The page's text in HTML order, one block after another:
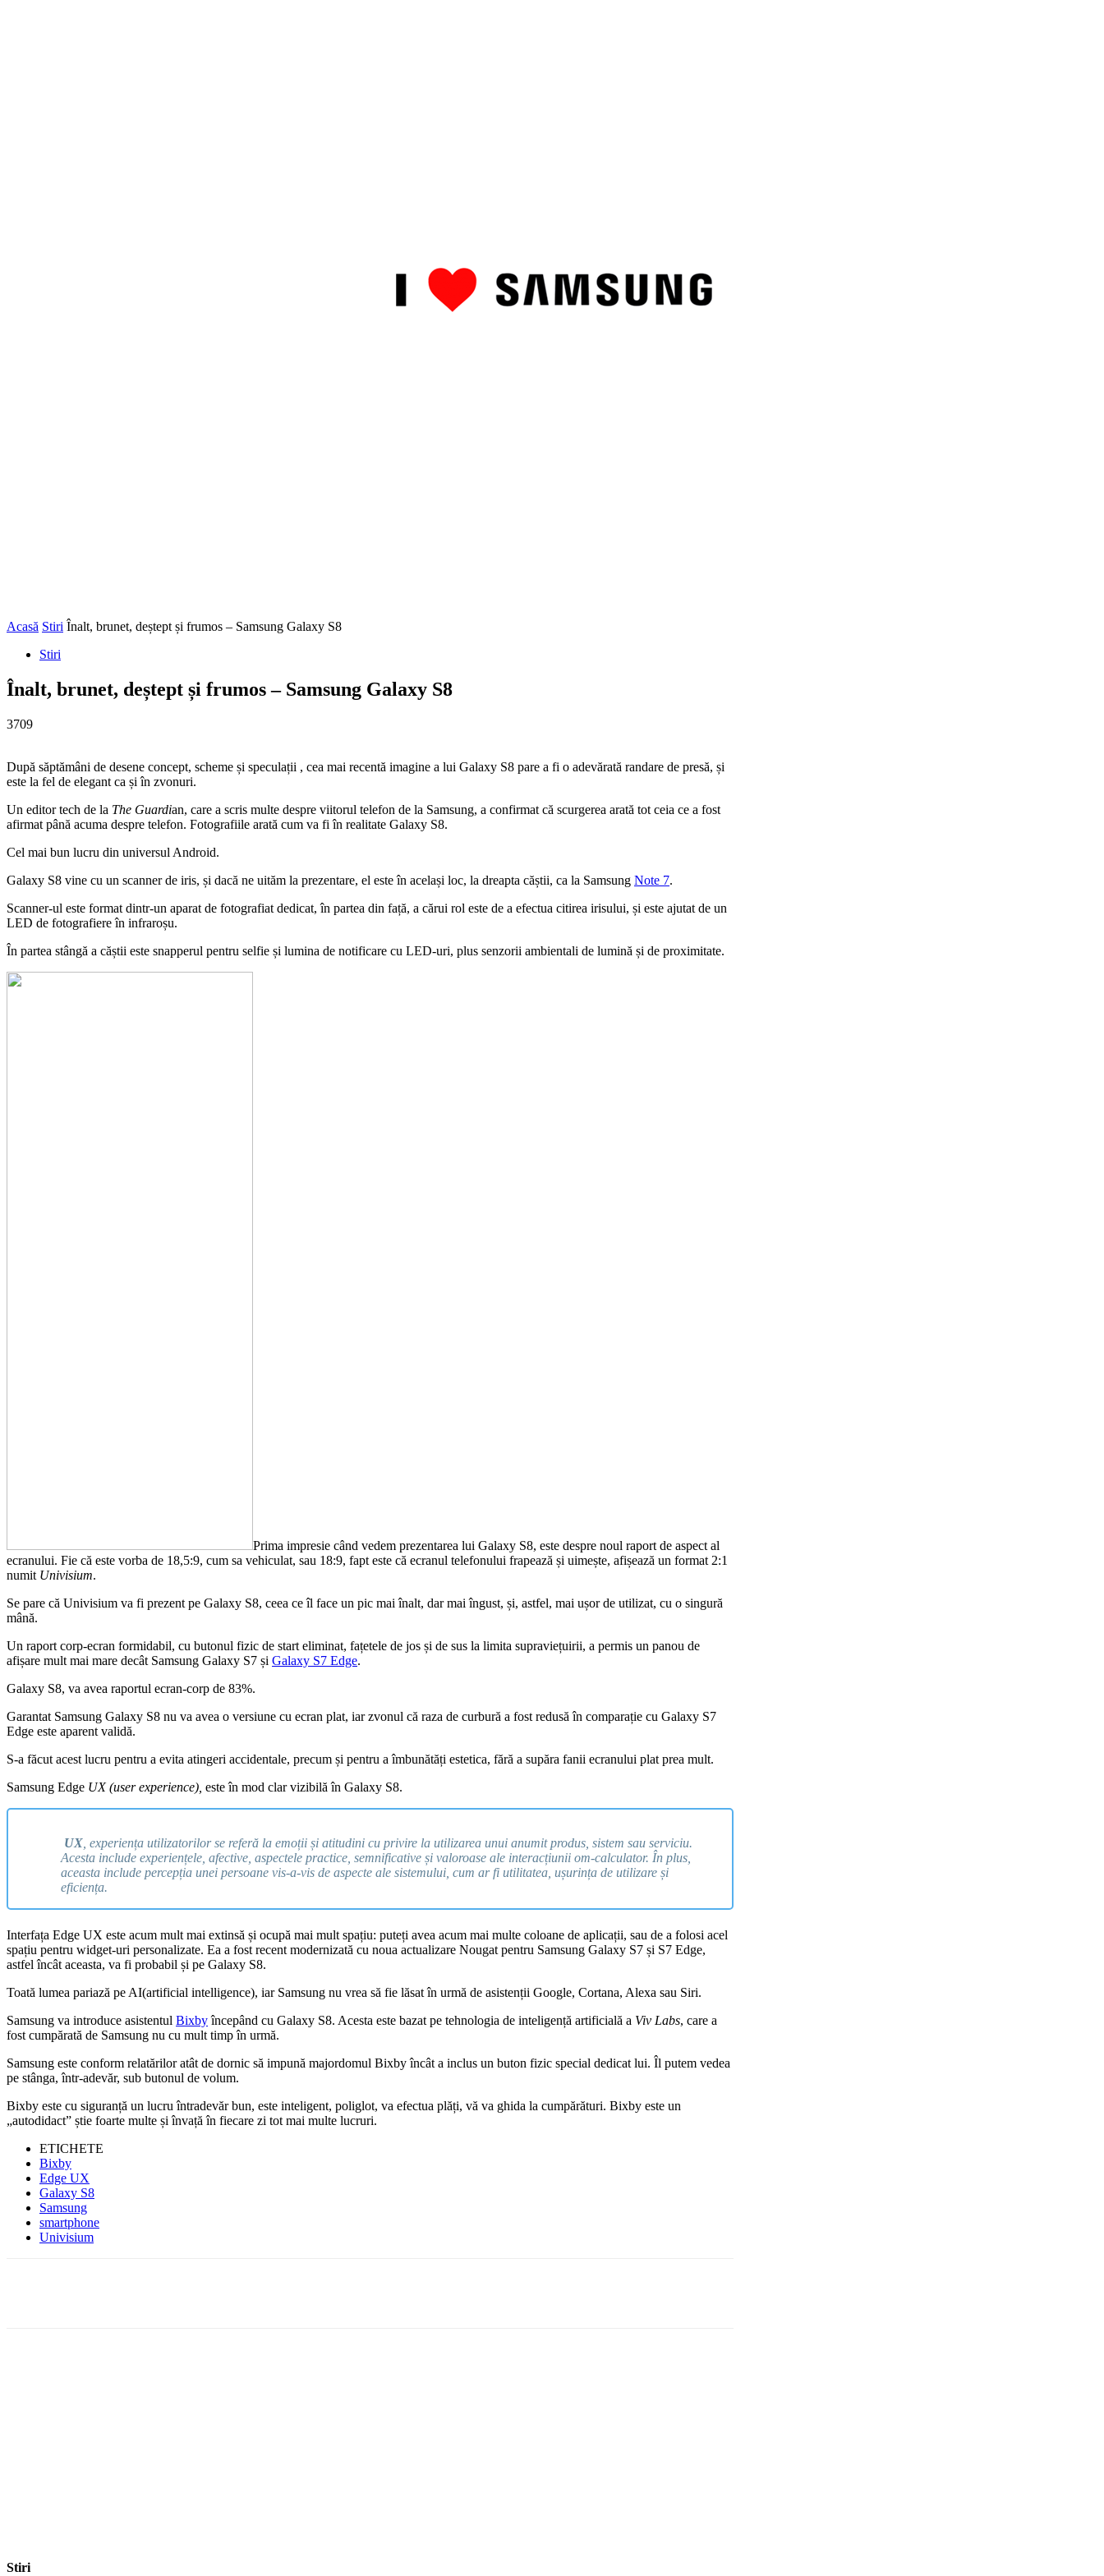
Acasă Stiri Înalt, brunet, deștept și frumos – Samsung Galaxy S8
Stiri
Înalt, brunet, deștept și frumos – Samsung Galaxy S8
3709
După săptămâni de desene concept, scheme și speculații , cea mai recentă imagine a lui Galaxy S8 pare a fi o adevărată randare de presă, și
este la fel de elegant ca și în zvonuri.
Un editor tech de la The Guardian, care a scris multe despre viitorul telefon de la Samsung, a confirmat că scurgerea arată tot ceia ce a fost
afirmat până acuma despre telefon. Fotografiile arată cum va fi în realitate Galaxy S8.
Cel mai bun lucru din universul Android.
Galaxy S8 vine cu un scanner de iris, și dacă ne uităm la prezentare, el este în același loc, la dreapta căștii, ca la Samsung Note 7.
Scanner-ul este format dintr-un aparat de fotografiat dedicat, în partea din față, a cărui rol este de a efectua citirea irisului, și este ajutat de un
LED de fotografiere în infraroșu.
În partea stângă a căștii este snapperul pentru selfie și lumina de notificare cu LED-uri, plus senzorii ambientali de lumină și de proximitate.
Prima impresie când vedem prezentarea lui Galaxy S8, este despre noul raport de aspect al
ecranului. Fie că este vorba de 18,5:9, cum sa vehiculat, sau 18:9, fapt este că ecranul telefonului frapează și uimește, afișează un format 2:1
numit Univisium.
Se pare că Univisium va fi prezent pe Galaxy S8, ceea ce îl face un pic mai înalt, dar mai îngust, și, astfel, mai ușor de utilizat, cu o singură
mână.
Un raport corp-ecran formidabil, cu butonul fizic de start eliminat, fațetele de jos și de sus la limita supraviețuirii, a permis un panou de
afișare mult mai mare decât Samsung Galaxy S7 și Galaxy S7 Edge.
Galaxy S8, va avea raportul ecran-corp de 83%.
Garantat Samsung Galaxy S8 nu va avea o versiune cu ecran plat, iar zvonul că raza de curbură a fost redusă în comparație cu Galaxy S7
Edge este aparent validă.
S-a făcut acest lucru pentru a evita atingeri accidentale, precum și pentru a îmbunătăți estetica, fără a supăra fanii ecranului plat prea mult.
Samsung Edge UX (user experience), este în mod clar vizibilă în Galaxy S8.
UX , experiența utilizatorilor se referă la emoții și atitudini cu privire la utilizarea unui anumit produs, sistem sau serviciu.
Acesta include experiențele, afective, aspectele practice, semnificative și valoroase ale interacțiunii om-calculator. În plus,
aceasta include percepția unei persoane vis-a-vis de aspecte ale sistemului, cum ar fi utilitatea, ușurința de utilizare și
eficiența.
Interfața Edge UX este acum mult mai extinsă și ocupă mai mult spațiu: puteți avea acum mai multe coloane de aplicații, sau de a folosi acel
spațiu pentru widget-uri personalizate. Ea a fost recent modernizată cu noua actualizare Nougat pentru Samsung Galaxy S7 și S7 Edge,
astfel încât aceasta, va fi probabil și pe Galaxy S8.
Toată lumea pariază pe AI(artificial intelligence), iar Samsung nu vrea să fie lăsat în urmă de asistenții Google, Cortana, Alexa sau Siri.
Samsung va introduce asistentul Bixbyîncepând cu Galaxy S8. Acesta este bazat pe tehnologia de inteligență artificială a Viv Labs, care a
fost cumpărată de Samsung nu cu mult timp în urmă.
Samsung este conform relatărilor atât de dornic să impună majordomul Bixby încât a inclus un buton fizic special dedicat lui. Îl putem vedea
pe stânga, într-adevăr, sub butonul de volum.
Bixby este cu siguranță un lucru întradevăr bun, este inteligent, poliglot, va efectua plăți, vă va ghida la cumpărături. Bixby este un
„autodidact” știe foarte multe și învață în fiecare zi tot mai multe lucruri.
ETICHETE
Bixby
Edge UX
Galaxy S8
Samsung
smartphone
Univisium
Stiri